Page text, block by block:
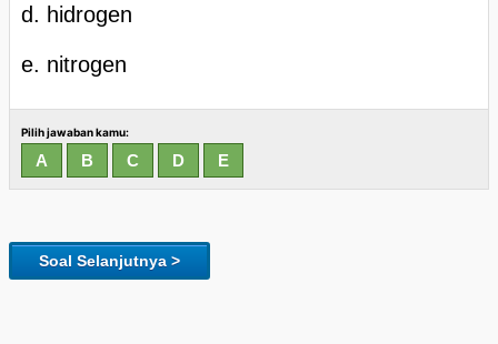
d. hidrogen
e. nitrogen
Pilih jawaban kamu:
Soal Selanjutnya >